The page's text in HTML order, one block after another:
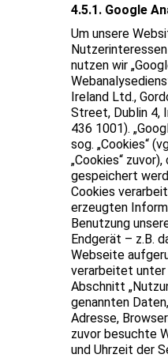
4.5.1. Google
Um unsere
nutzen wir
Ireland Ltd.,
Street, Dublin 4,
436 1001).
sog. „Cookies“
„Cookies“
gespeichert
Cookies
erzeugten
Benutzung
Endgerät – z.B.
Webseite
verarbeitet unter
Abschnitt
genannten
Adresse,
zuvor besuchte
und Uhrzeit der